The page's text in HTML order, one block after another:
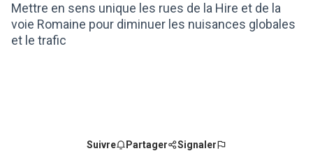
Mettre en sens unique les rues de la Hire et de la
voie Romaine pour diminuer les nuisances globales
et le trafic
Suivre Partager Signaler